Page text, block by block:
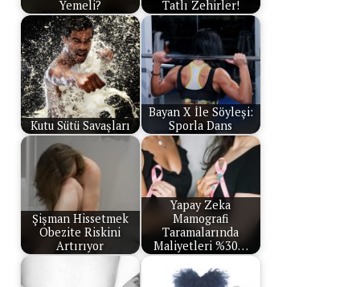
Yemeli?
Tatlı Zehirler!
Kutu Sütü Savaşları
Bayan X İle Söyleşi:
Sporla Dans
Şişman Hissetmek
Obezite Riskini
Artırıyor
Yapay Zeka
Mamografi
Taramalarında
Maliyetleri %30…